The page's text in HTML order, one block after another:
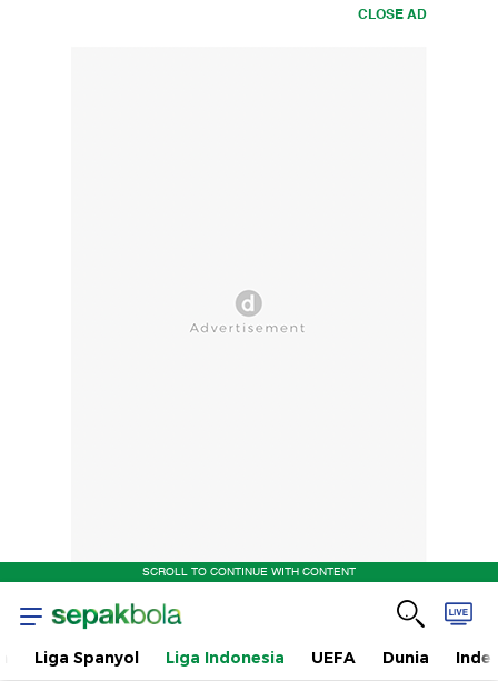
CLOSE AD
SCROLL TO CONTINUE WITH CONTENT
Liga Spanyol Liga Indonesia UEFA Dunia